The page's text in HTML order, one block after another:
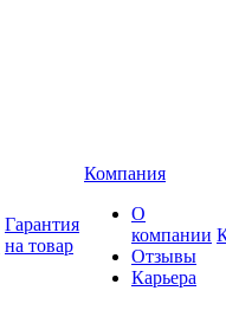
Гарантия
на товар
Компания
О
компании
Отзывы
Карьера